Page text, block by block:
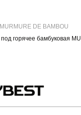
DE BAMBOU
под горячее бамбуковая